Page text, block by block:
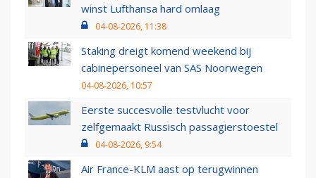
winst Lufthansa hard omlaag
04-08-2026, 11:38
Staking dreigt komend weekend bij
cabinepersoneel van SAS Noorwegen
04-08-2026, 10:57
Eerste succesvolle testvlucht voor
zelfgemaakt Russisch passagierstoestel
04-08-2026, 9:54
Air France-KLM aast op terugwinnen